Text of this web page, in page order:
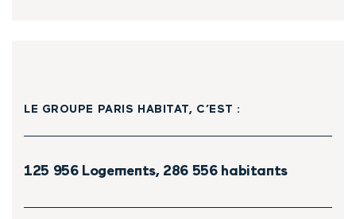
LE GROUPE PARIS HABITAT, C’EST :
125 956 Logements, 286 556 habitants